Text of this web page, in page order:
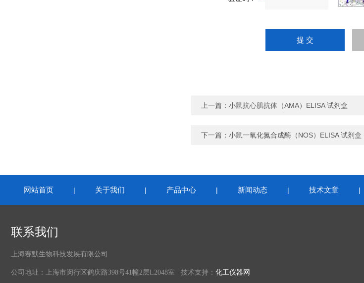
上一篇： 小鼠抗心肌抗体（AMA）ELISA 试剂盒
下一篇： 小鼠一氧化氮合成酶（NOS）ELISA 试剂盒
网站首页 | 关于我们 | 产品中心 | 新闻动态 | 技术文章 |
联系我们
上海赛默生物科技发展有限公司
公司地址：上海市闵行区鹤庆路398号41幢2层L2048室 技术支持： 化工仪器网